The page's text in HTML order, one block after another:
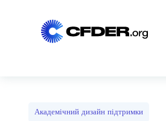
Академічний дизайн підтримки